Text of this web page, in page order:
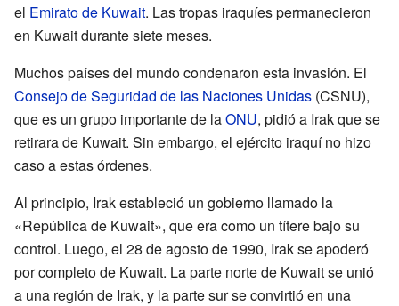
el Emirato de Kuwait. Las tropas iraquíes permanecieron
en Kuwait durante siete meses.
Muchos países del mundo condenaron esta invasión. El
Consejo de Seguridad de las Naciones Unidas (CSNU),
que es un grupo importante de laONU, pidió a Irak que se
retirara de Kuwait. Sin embargo, el ejército iraquí no hizo
caso a estas órdenes.
Al principio, Irak estableció un gobierno llamado la
«República de Kuwait», que era como un títere bajo su
control. Luego, el 28 de agosto de 1990, Irak se apoderó
por completo de Kuwait. La parte norte de Kuwait se unió
a una región de Irak, y la parte sur se convirtió en una